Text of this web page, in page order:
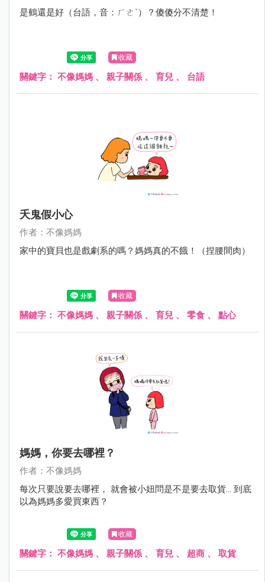
是鶴還是好（台語，音：ㄏㄜˋ）？傻傻分不清楚！
收藏
關鍵字： 不像媽媽 、 親子關係 、 育兒 、 台語
夭鬼假小心
作者：不像媽媽
家中的寶貝也是戲劇系的嗎？媽媽真的不餓！（捏腰間肉）
收藏
關鍵字： 不像媽媽 、 親子關係 、 育兒 、 零食 、 點心
媽媽，你要去哪裡？
作者：不像媽媽
每次只要說要去哪裡， 就會被小妞問是不是要去取貨... 到底
以為媽媽多愛買東西？
收藏
關鍵字： 不像媽媽 、 親子關係 、 育兒 、 超商 、 取貨